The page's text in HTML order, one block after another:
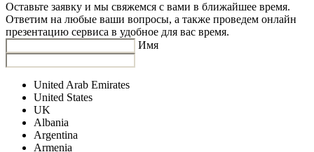
Оставьте заявку и мы свяжемся с вами в ближайшее время.
Ответим на любые ваши вопросы, а также проведем онлайн
презентацию сервиса в удобное для вас время.
Имя
United Arab Emirates
United States
UK
Albania
Argentina
Armenia